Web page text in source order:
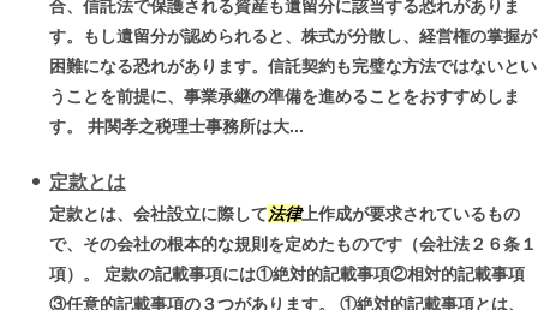
合、信託法で保護される資産も遺留分に該当する恐れがありま
す。もし遺留分が認められると、株式が分散し、経営権の掌握が
困難になる恐れがあります。信託契約も完璧な方法ではないとい
うことを前提に、事業承継の準備を進めることをおすすめしま
す。 井関孝之税理士事務所は大...
定款とは
定款とは、会社設立に際して法律上作成が要求されているもの
で、その会社の根本的な規則を定めたものです（会社法２６条１
項）。 定款の記載事項には①絶対的記載事項②相対的記載事項
③任意的記載事項の３つがあります。 ①絶対的記載事項とは、